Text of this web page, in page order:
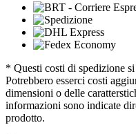
* Questi costi di spedizione
Potrebbero esserci costi
dimensioni o delle
informazioni sono indicate
prodotto.